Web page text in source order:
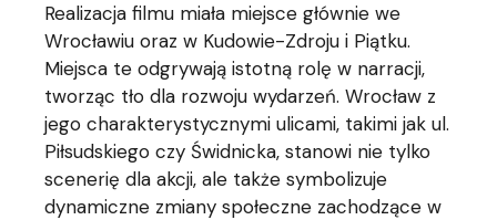
Realizacja filmu miała miejsce głównie we
Wrocławiu oraz w Kudowie-Zdroju i Piątku.
Miejsca te odgrywają istotną rolę w narracji,
tworząc tło dla rozwoju wydarzeń. Wrocław z
jego charakterystycznymi ulicami, takimi jak ul.
Piłsudskiego czy Świdnicka, stanowi nie tylko
scenerię dla akcji, ale także symbolizuje
dynamiczne zmiany społeczne zachodzące w